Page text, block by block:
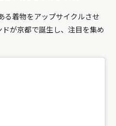
る着物をアップサイクルさせ
が京都で誕生し、注目を集め